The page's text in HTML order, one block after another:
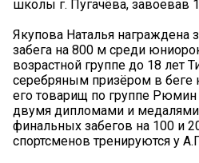
школы г. Пугачёва, завоевав
Якупова Наталья награждена
забега на 800 м среди
возрастной группе до 18 лет
серебряным призёром в беге
его товарищ по группе
двумя дипломами и медалями
финальных забегов на 100 и
спортсменов тренируются у